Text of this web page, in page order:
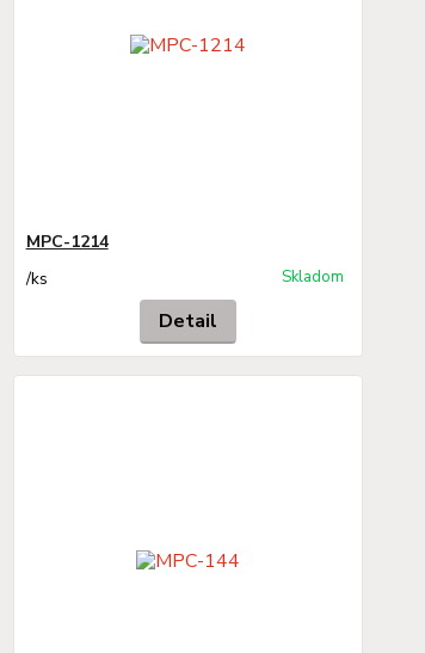
MPC-1214
/ks Skladom
Detail